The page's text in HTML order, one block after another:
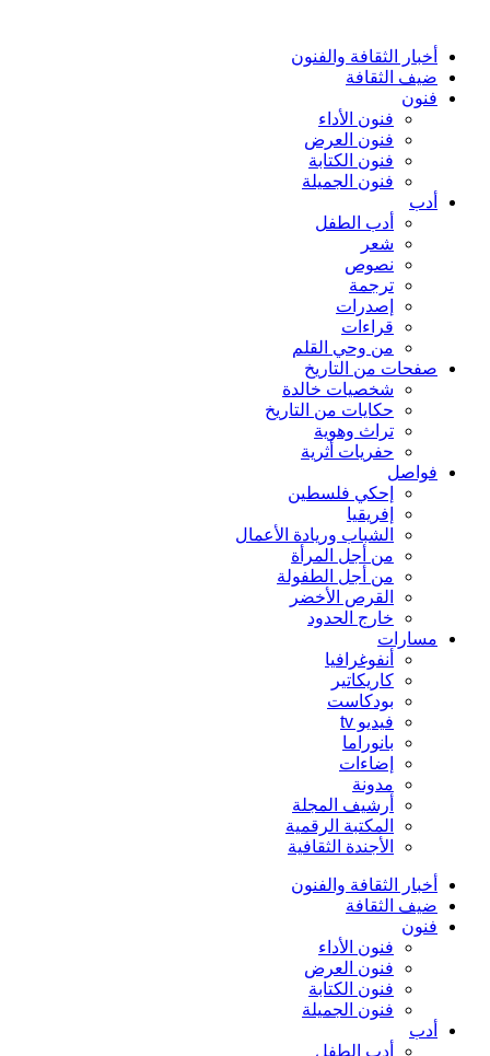
أخبار الثقافة والفنون
ضيف الثقافة
فنون
فنون الأداء
فنون العرض
فنون الكتابة
فنون الجميلة
أدب
أدب الطفل
شعر
نصوص
ترجمة
إصدرات
قراءات
من وحي القلم
صفحات من التاريخ
شخصيات خالدة
حكايات من التاريخ
تراث وهوية
حفريات أثرية
فواصل
إحكي فلسطين
إفريقيا
الشباب وريادة الأعمال
من أجل المرأة
من أجل الطفولة
القرص الأخضر
خارج الحدود
مسارات
أنفوغرافيا
كاريكاتير
بودكاست
فيديو tv
بانوراما
إضاءات
مدونة
أرشيف المجلة
المكتبة الرقمية
الأجندة الثقافية
أخبار الثقافة والفنون
ضيف الثقافة
فنون
فنون الأداء
فنون العرض
فنون الكتابة
فنون الجميلة
أدب
أدب الطفل